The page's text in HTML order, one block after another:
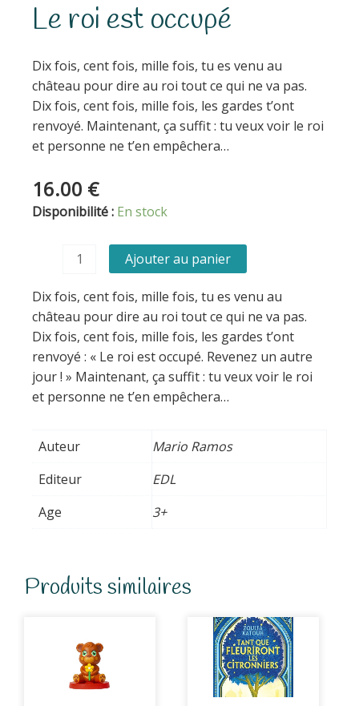
Le roi est occupé
Dix fois, cent fois, mille fois, tu es venu au
château pour dire au roi tout ce qui ne va pas.
Dix fois, cent fois, mille fois, les gardes t’ont
renvoyé. Maintenant, ça suffit : tu veux voir le roi
et personne ne t’en empêchera…
16.00 €
Disponibilité : En stock
quantité
est
occupé
Ajouter au panier
Dix fois, cent fois, mille fois, tu es venu au
château pour dire au roi tout ce qui ne va pas.
Dix fois, cent fois, mille fois, les gardes t’ont
renvoyé : « Le roi est occupé. Revenez un autre
jour ! » Maintenant, ça suffit : tu veux voir le roi
et personne ne t’en empêchera…
Auteur
Mario Ramos
Editeur
EDL
Age
3+
Produits similaires